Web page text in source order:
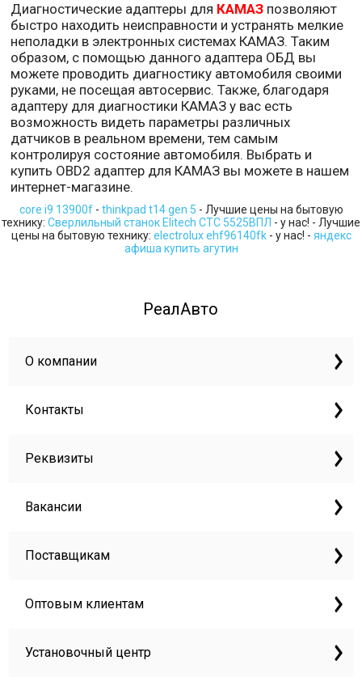
Диагностические адаптеры для КАМАЗ позволяют
быстро находить неисправности и устранять мелкие
неполадки в электронных системах КАМАЗ. Таким
образом, с помощью данного адаптера ОБД вы
можете проводить диагностику автомобиля своими
руками, не посещая автосервис. Также, благодаря
адаптеру для диагностики КАМАЗ у вас есть
возможность видеть параметры различных
датчиков в реальном времени, тем самым
контролируя состояние автомобиля. Выбрать и
купить OBD2 адаптер для КАМАЗ вы можете в нашем
интернет-магазине.
core i9 13900f- thinkpad t14 gen 5 - Лучшие цены на бытовую
технику: Сверлильный станок Elitech СТС 5525ВПЛ - у нас! - Лучшие
цены на бытовую технику: electrolux ehf96140fk- у нас! - яндекс
афиша купить агутин
РеалАвто
О компании
Контакты
Реквизиты
Вакансии
Поставщикам
Оптовым клиентам
Установочный центр